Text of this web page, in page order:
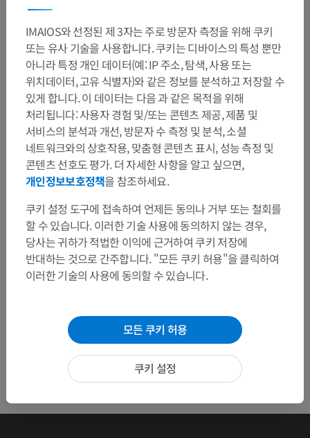
인간 비교 해부학
번역
문제를 발견하셨나요?
수정이나, 번역 또는 콘텐츠 개선에 제안이 있으면 언제든
연락 주세요.
앱 다운로드
IMAIOS와 선정된 제 3자는 주로 방문자 측정을 위해 쿠키
또는 유사 기술을 사용합니다. 쿠키는 디바이스의 특성 뿐만
아니라 특정 개인 데이터(예: IP 주소, 탐색, 사용 또는
위치데이터, 고유 식별자)와 같은 정보를 분석하고 저장할 수
있게 합니다. 이 데이터는 다음 과 같은 목적을 위해
처리됩니다: 사용자 경험 및/또는 콘텐츠 제공, 제품 및
서비스의 분석과 개선, 방문자 수 측정 및 분석, 소셜
네트워크와의 상호작용, 맞춤형 콘텐츠 표시, 성능 측정 및
콘텐츠 선호도 평가. 더 자세한 사항을 알고 싶으면,
개인정보보호정책을 참조하세요.
쿠키 설정 도구에 접속하여 언제든 동의나 거부 또는 철회를
할 수 있습니다. 이러한 기술 사용에 동의하지 않는 경우,
당사는 귀하가 적법한 이익에 근거하여 쿠키 저장에
반대하는 것으로 간주합니다. "모든 쿠키 허용"을 클릭하여
이러한 기술의 사용에 동의할 수 있습니다.
모든 쿠키 허용
쿠키 설정